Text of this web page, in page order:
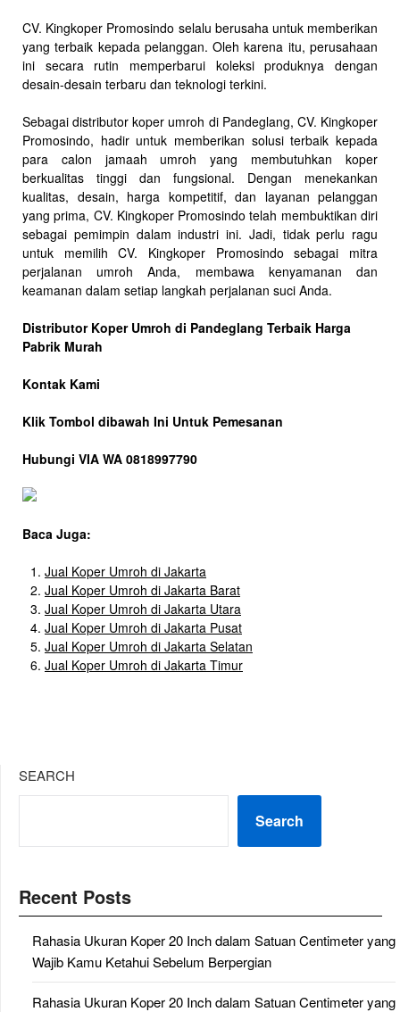
CV. Kingkoper Promosindo selalu berusaha untuk memberikan
yang terbaik kepada pelanggan. Oleh karena itu, perusahaan
ini secara rutin memperbarui koleksi produknya dengan
desain-desain terbaru dan teknologi terkini.
Sebagai distributor koper umroh di Pandeglang, CV. Kingkoper
Promosindo, hadir untuk memberikan solusi terbaik kepada
para calon jamaah umroh yang membutuhkan koper
berkualitas tinggi dan fungsional. Dengan menekankan
kualitas, desain, harga kompetitif, dan layanan pelanggan
yang prima, CV. Kingkoper Promosindo telah membuktikan diri
sebagai pemimpin dalam industri ini. Jadi, tidak perlu ragu
untuk memilih CV. Kingkoper Promosindo sebagai mitra
perjalanan umroh Anda, membawa kenyamanan dan
keamanan dalam setiap langkah perjalanan suci Anda.
Distributor Koper Umroh di Pandeglang Terbaik Harga
Pabrik Murah
Kontak Kami
Klik Tombol dibawah Ini Untuk Pemesanan
Hubungi VIA WA 0818997790
Baca Juga:
Jual Koper Umroh di Jakarta
Jual Koper Umroh di Jakarta Barat
Jual Koper Umroh di Jakarta Utara
Jual Koper Umroh di Jakarta Pusat
Jual Koper Umroh di Jakarta Selatan
Jual Koper Umroh di Jakarta Timur
SEARCH
Search
Recent Posts
Rahasia Ukuran Koper 20 Inch dalam Satuan Centimeter yang
Wajib Kamu Ketahui Sebelum Berpergian
Rahasia Ukuran Koper 20 Inch dalam Satuan Centimeter yang